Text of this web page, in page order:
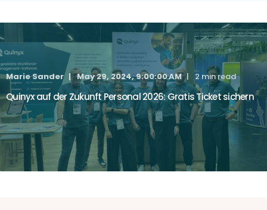
Marie Sander May 29, 2024, 9:00:00 AM 2 min read
Quinyx auf der Zukunft Personal 2026: Gratis Ticket sichern